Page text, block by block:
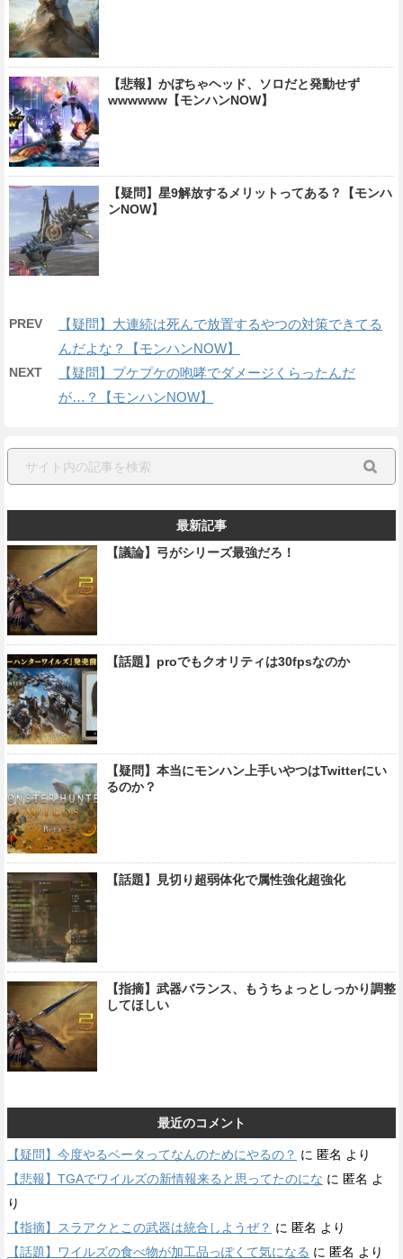
【悲報】かぼちゃヘッド、ソロだと発動せず
wwwwww【モンハンNOW】
【疑問】星9解放するメリットってある？【モンハ
ンNOW】
PREV
【疑問】大連続は死んで放置するやつの対策できてる
んだよな？【モンハンNOW】
NEXT
【疑問】プケプケの咆哮でダメージくらったんだ
が…？【モンハンNOW】
最新記事
【議論】弓がシリーズ最強だろ！
【話題】proでもクオリティは30fpsなのか
【疑問】本当にモンハン上手いやつはTwitterにい
るのか？
【話題】見切り超弱体化で属性強化超強化
【指摘】武器バランス、もうちょっとしっかり調整
してほしい
最近のコメント
【疑問】今度やるベータってなんのためにやるの？ に 匿名 より
【悲報】TGAでワイルズの新情報来ると思ってたのにな に 匿名 よ
り
【指摘】スラアクとこの武器は統合しようぜ？ に 匿名 より
【話題】ワイルズの食べ物が加工品っぽくて気になる に 匿名 より